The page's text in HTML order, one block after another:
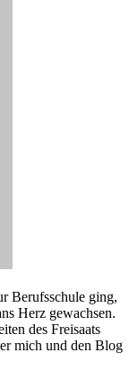
Berufsschule ging,
Herz gewachsen.
des Freisaats
mich und den Blog